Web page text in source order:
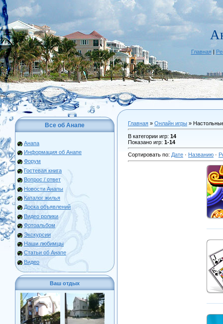
Главная |
Все об Анапе
Анапа
Информация об Анапе
Форум
Гостевая книга
Вопрос / ответ
Новости Анапы
Каталог жилья
Доска объявлений
Видео ролики
Фотоальбом
Экскурсии
Наши любимцы
Статьи об Анапе
Видео
Ваш отдых
Главная » Онлайн игры »
В категории игр: 14
Показано игр: 1-14
Сортировать по: Дате · Названию ·